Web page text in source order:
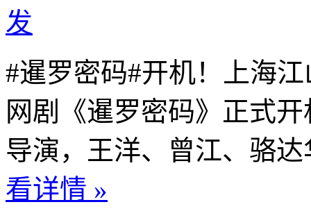
发
#暹罗密码#开机！上海
网剧《暹罗密码》正式
导演，王洋、曾江、骆
看详情 »